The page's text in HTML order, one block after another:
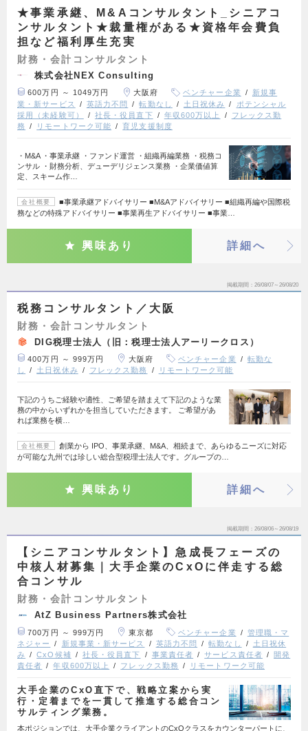
★事業承継、M&Aコンサルタント_シニアコ
ンサルタント★裁量権がある★資格年会費負
担など福利厚生充実
財務・会計コンサルタント
株式会社NEX Consulting
600万円 ～ 1049万円 大阪府 ベンチャー企業
新規事
業・新サービス
英語力不問 転勤なし 土日祝休み
ポテンシャル
採用（未経験可）
社長・役員直下 年収600万以上
フレックス勤
務
リモートワーク可能 育児支援制度
・M&A ・事業承継 ・ファンド運営 ・組織再編業務 ・税務コ
ンサル ・財務分析、デューデリジェンス業務 ・企業価値算
定、スキーム作…
会社概要
■事業承継アドバイサリー ■M&Aアドバイサリー ■組織再編や国際税
務などの特殊アドバイサリー ■事業再生アドバイサリー ■事業…
興味あり 詳細へ
掲載期間 26/08/07～26/08/20
税務コンサルタント／大阪
財務・会計コンサルタント
DIG税理士法人（旧：税理士法人アーリークロス）
400万円 ～ 999万円 大阪府 ベンチャー企業
転勤な
し
土日祝休み フレックス勤務 リモートワーク可能
下記のうちご経験や適性、ご希望を踏まえて下記のような業
務の中からいずれかを担当していただきます。 ご希望があ
れば業務を横…
会社概要
創業から IPO、事業承継、M&A、相続まで、あらゆるニーズに対応
が可能な九州では珍しい総合型税理士法人です。グループの…
興味あり 詳細へ
掲載期間 26/08/06～26/08/19
【シニアコンサルタント】急成長フェーズの
中核人材募集｜大手企業のCxOに伴走する総
合コンサル
財務・会計コンサルタント
AtZ Business Partners株式会社
700万円 ～ 999万円 東京都 ベンチャー企業
管理職・マ
ネジャー
新規事業・新サービス 英語力不問 転勤なし
土日祝休
み
CxO候補 社長・役員直下 事業責任者 サービス責任者
開発
責任者
年収600万以上 フレックス勤務 リモートワーク可能
大手企業のCxO直下で、戦略立案から実
行・定着までを一貫して推進する総合コン
サルティング業務。
本ポジションでは、大手企業クライアントのCxOクラスをカウンターパートに、